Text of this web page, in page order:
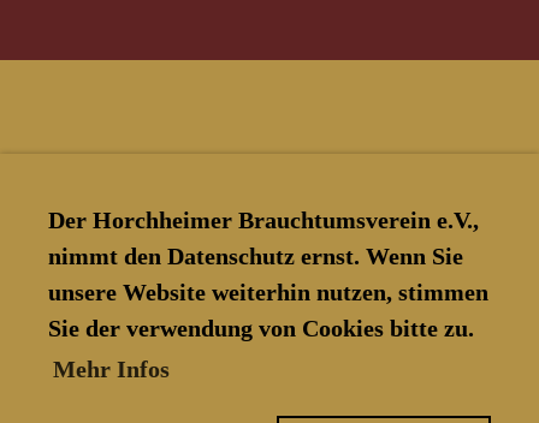
Der Horchheimer Brauchtumsverein e.V.,
nimmt den Datenschutz ernst. Wenn Sie
unsere Website weiterhin nutzen, stimmen
Sie der verwendung von Cookies bitte zu.
Mehr Infos
© Horchheimer Brauchtumsverein